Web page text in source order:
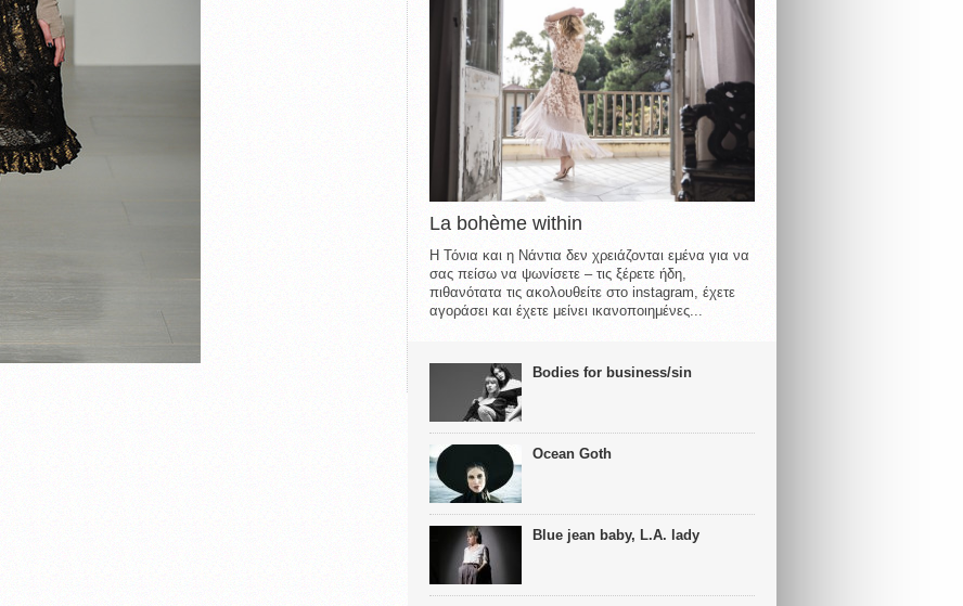
La bohème within
Η Τόνια και η Νάντια δεν χρειάζονται εμένα για να
σας πείσω να ψωνίσετε – τις ξέρετε ήδη,
πιθανότατα τις ακολουθείτε στο instagram, έχετε
αγοράσει και έχετε μείνει ικανοποιημένες...
Bodies for business/sin
Ocean Goth
Blue jean baby, L.A. lady